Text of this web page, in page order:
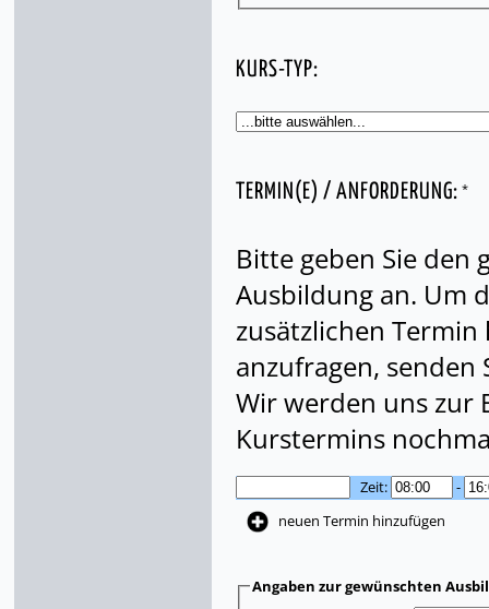
KURS-TYP:
TERMIN(E) / ANFORDERUNG: *
Bitte geben Sie den
Ausbildung an. Um
zusätzlichen
anzufragen, senden
Wir werden uns zur
Kurstermins
Zeit:
-
neuen Termin hinzufügen
Angaben zur gewünschten